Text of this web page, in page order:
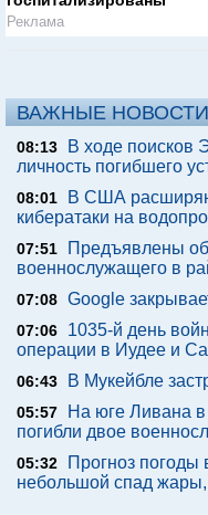
Реклама
ВАЖНЫЕ НОВОСТИ
08:13
В ходе поисков
личность погибшего
08:01
В США
кибератаки на
07:51
Предъявлены
военнослужащего в
07:08 Google
07:06
1035-й день
операции в Иудее и
06:43 В Мукейбле
05:57
На юге Ливана в
погибли двое
05:32
Прогноз погоды
небольшой спад